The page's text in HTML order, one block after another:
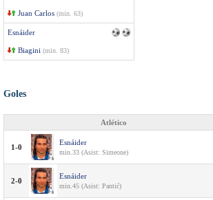
Juan Carlos (min. 63)
Esnáider
Biagini (min. 83)
Goles
Atlético
1-0
Esnáider
min.33 (Asist: Simeone)
2-0
Esnáider
min.45 (Asist: Pantić)